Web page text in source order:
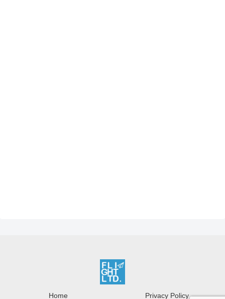
Home Privacy Policy